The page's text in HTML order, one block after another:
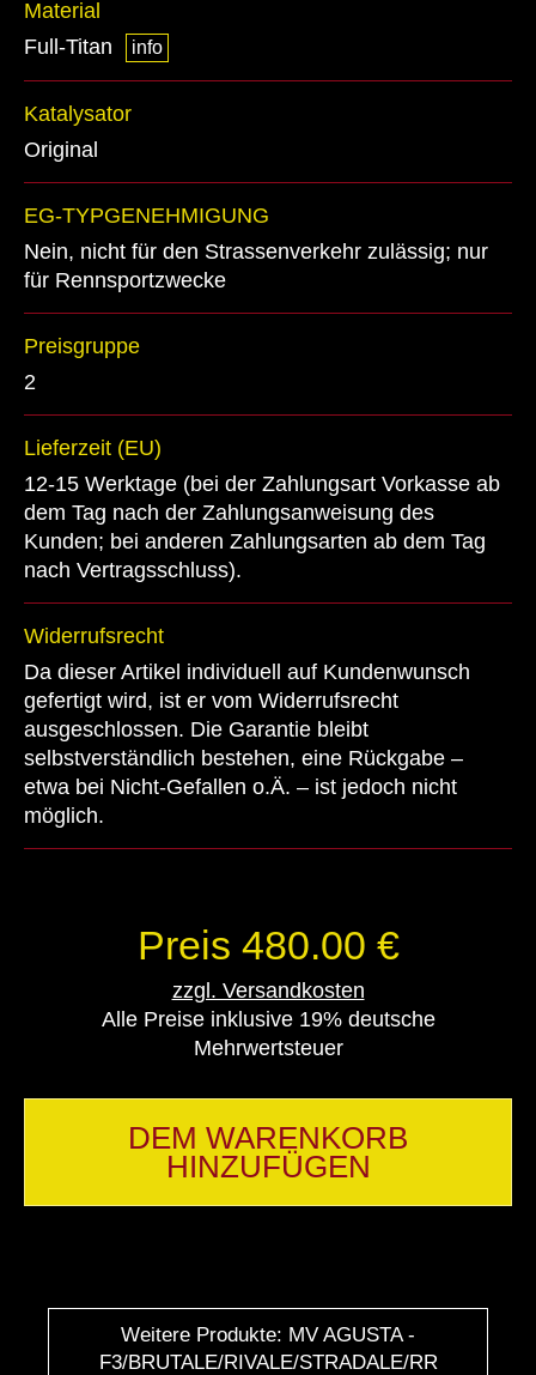
Material
Full-Titan
info
Katalysator
Original
EG-TYPGENEHMIGUNG
Nein, nicht für den Strassenverkehr zulässig; nur
für Rennsportzwecke
Preisgruppe
2
Lieferzeit (EU)
12-15 Werktage (bei der Zahlungsart Vorkasse ab
dem Tag nach der Zahlungsanweisung des
Kunden; bei anderen Zahlungsarten ab dem Tag
nach Vertragsschluss).
Widerrufsrecht
Da dieser Artikel individuell auf Kundenwunsch
gefertigt wird, ist er vom Widerrufsrecht
ausgeschlossen. Die Garantie bleibt
selbstverständlich bestehen, eine Rückgabe –
etwa bei Nicht-Gefallen o.Ä. – ist jedoch nicht
möglich.
Preis 480.00 €
zzgl. Versandkosten
Alle Preise inklusive 19% deutsche
Mehrwertsteuer
DEM WARENKORB
HINZUFÜGEN
Weitere Produkte: MV AGUSTA -
F3/BRUTALE/RIVALE/STRADALE/RR